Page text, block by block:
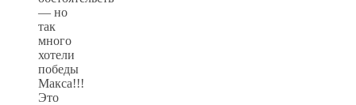
— но
так
много
хотели
победы
Макса!!!
Это